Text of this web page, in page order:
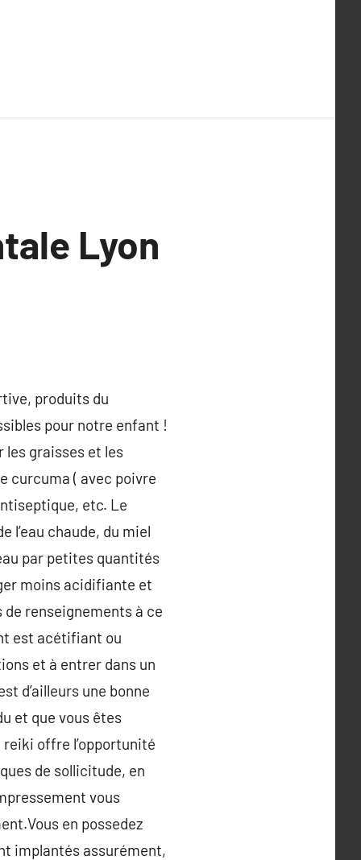
Lyon
produits du
pour notre enfant !
les graisses et les
curcuma ( avec poivre
etc. Le
l’eau chaude, du miel
par petites quantités
moins acidifiante et
renseignements à ce
est acétifiant ou
et à entrer dans un
d’ailleurs une bonne
et que vous êtes
offre l’opportunité
de sollicitude, en
vous
en possedez
implantés assurément,